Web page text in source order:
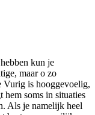
kun je
maar o zo
Vurig is hooggevoelig,
hem soms in situaties
Als je namelijk heel